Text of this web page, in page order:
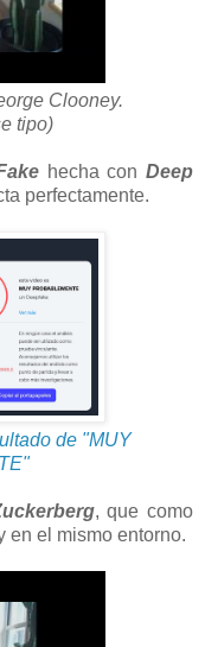
Clooney.
tipo)
hecha con Deep
perfectamente.
de "MUY
, que como
en el mismo entorno.